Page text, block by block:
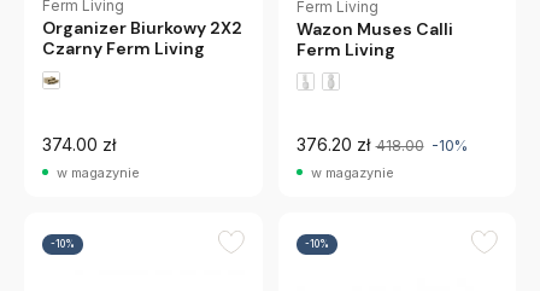
Ferm Living
Organizer Biurkowy 2X2
Czarny Ferm Living
374.00 zł
w magazynie
Ferm Living
Wazon Muses Calli
Ferm Living
376.20 zł 418.00 -10%
w magazynie
-10% -10%